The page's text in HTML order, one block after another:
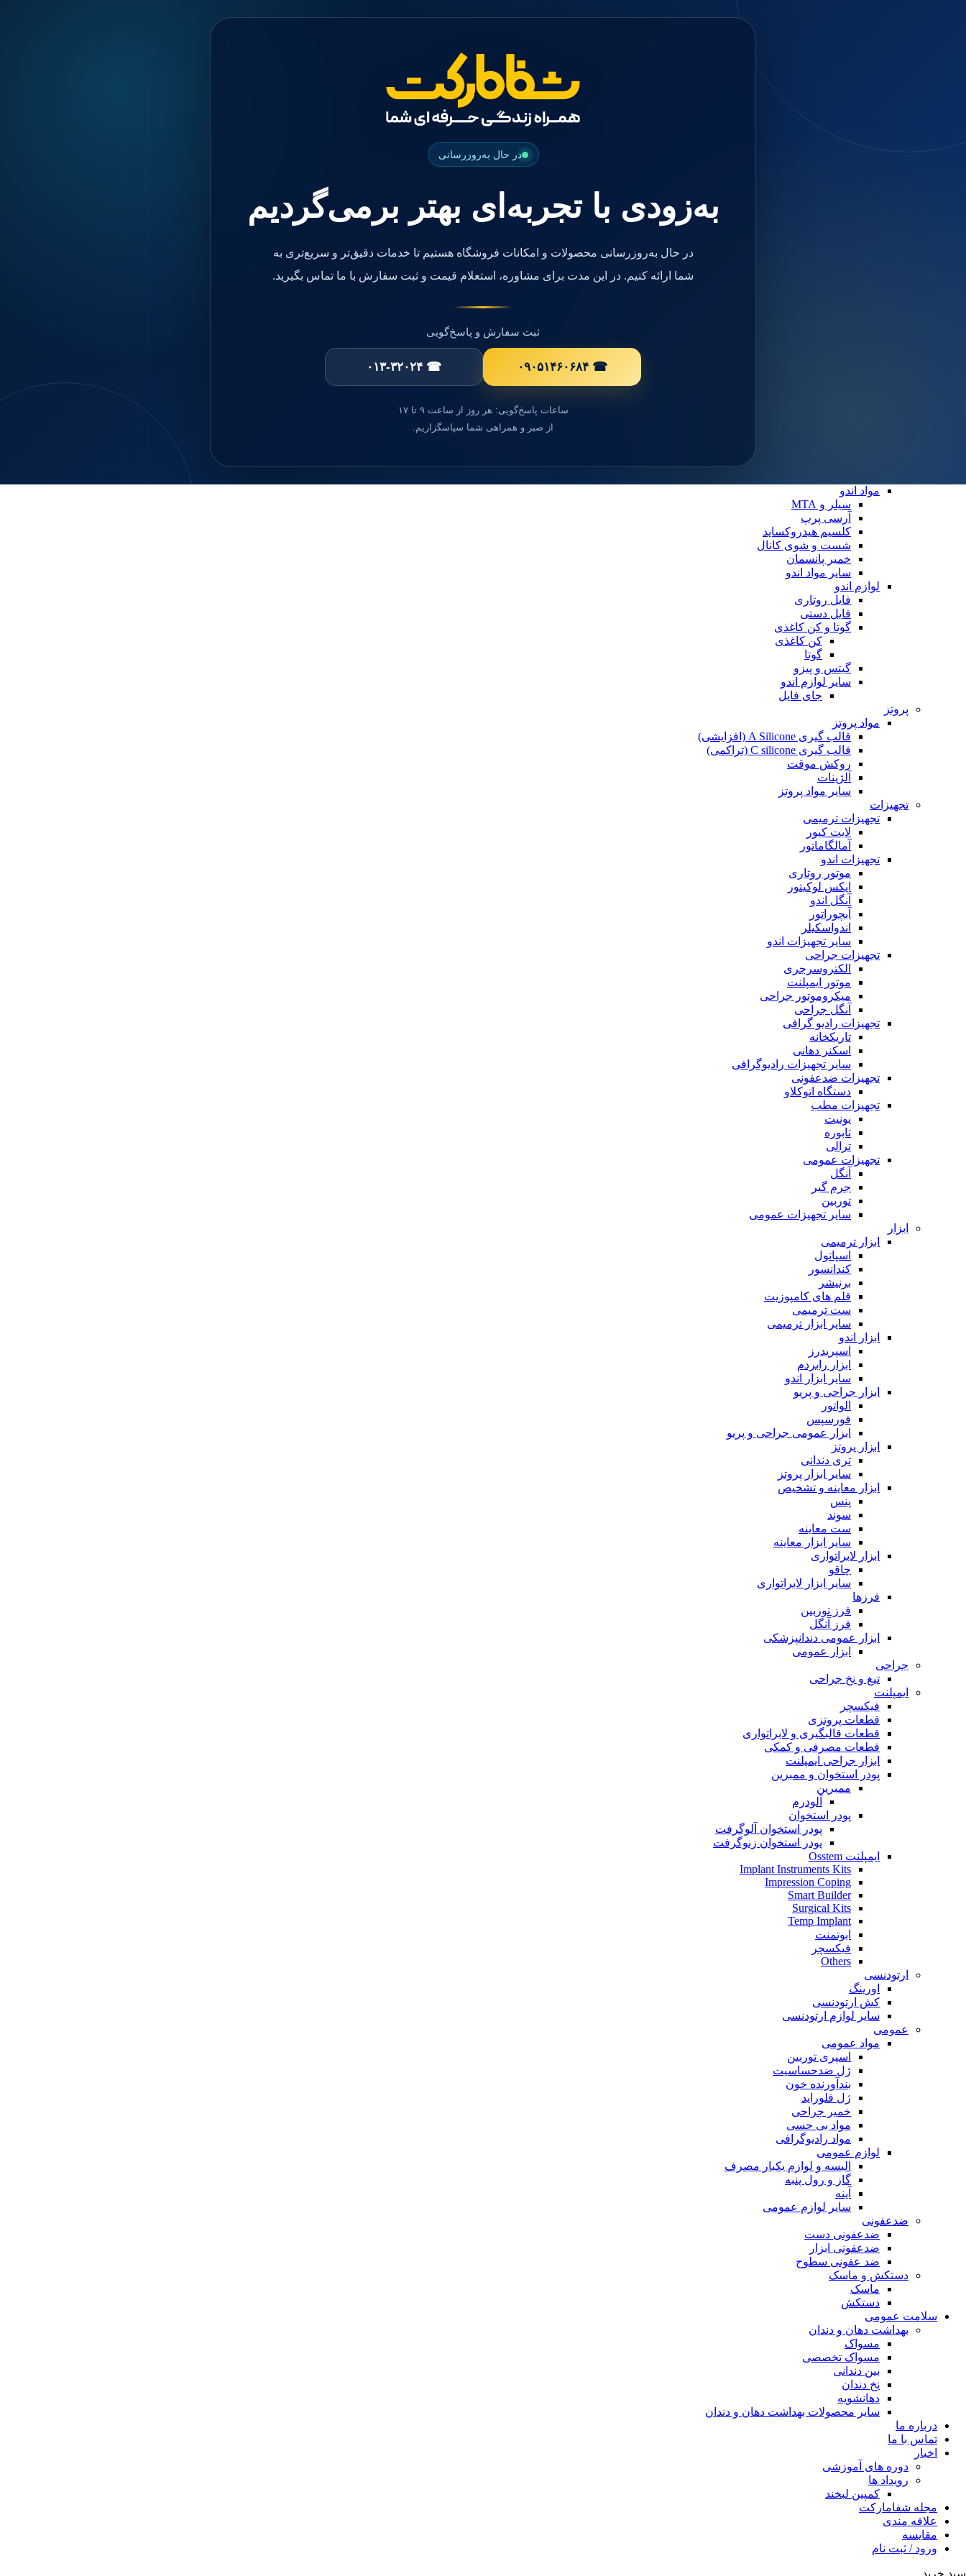
در حال به‌روزرسانی
به‌زودی با تجربه‌ای بهتر برمی‌گردیم
در حال به‌روزرسانی محصولات و امکانات فروشگاه هستیم تا خدمات دقیق‌تر و سریع‌تری به
شما ارائه کنیم. در این مدت برای مشاوره، استعلام قیمت و ثبت سفارش با ما تماس بگیرید.
ثبت سفارش و پاسخ‌گویی
☎ ۰۹۰۵۱۴۶۰۶۸۴ ☎ ۰۱۳-۳۲۰۲۴
ساعات پاسخ‌گویی: هر روز از ساعت ۹ تا ۱۷
از صبر و همراهی شما سپاسگزاریم.
کاپ و مولت پرداخت
مواد اندو
سیلر و MTA
آرسی پرپ
کلسیم هیدروکساید
شست و شوی کانال
خمیر پانسمان
سایر مواد اندو
لوازم اندو
فایل روتاری
فایل دستی
گوتا و کن کاغذی
کن کاغذی
گوتا
گیتس و پیزو
سایر لوازم اندو
جای فایل
پروتز
مواد پروتز
قالب گیری A Silicone (افزایشی)
قالب گیری C silicone (تراکمی)
روکش موقت
آلژینات
سایر مواد پروتز
تجهیزات
تجهیزات ترمیمی
لایت کیور
آمالگاماتور
تجهیزات اندو
موتور روتاری
اپکس لوکیتور
آنگل اندو
آبچوراتور
اندواسکیلر
سایر تجهیزات اندو
تجهیزات جراحی
الکتروسرجری
موتور ایمپلنت
میکروموتور جراحی
آنگل جراحی
تجهیزات رادیو گرافی
تاریکخانه
اسکنر دهانی
سایر تجهیزات رادیوگرافی
تجهیزات ضدعفونی
دستگاه اتوکلاو
تجهیزات مطب
یونیت
تابوره
ترالی
تجهیزات عمومی
آنگل
جرم گیر
توربین
سایر تجهیزات عمومی
ابزار
ابزار ترمیمی
اسپاتول
کندانسور
برنیشر
قلم های کامپوزیت
ست ترمیمی
سایر ابزار ترمیمی
ابزار اندو
اسپریدرز
ابزار رابردم
سایر ابزار اندو
ابزار جراحی و پریو
الواتور
فورسپس
ابزار عمومی جراحی و پریو
ابزار پروتز
تری دندانی
سایر ابزار پروتز
ابزار معاینه و تشخیص
پنس
سوند
ست معاینه
سایر ابزار معاینه
ابزار لابراتواری
چاقو
سایر ابزار لابراتواری
فرزها
فرز توربین
فرز آنگل
ابزار عمومی دندانپزشکی
ابزار عمومی
جراحی
تیغ و نخ جراحی
ایمپلنت
فیکسچر
قطعات پروتزی
قطعات قالبگیری و لابراتواری
قطعات مصرفی و کمکی
ابزار جراحی ایمپلنت
پودر استخوان و ممبرین
ممبرین
آلودرم
پودر استخوان
پودر استخوان آلوگرفت
پودر استخوان زنوگرفت
ایمپلنت Osstem
Implant Instruments Kits
Impression Coping
Smart Builder
Surgical Kits
Temp Implant
ابوتمنت
فیکسچر
Others
ارتودنسی
اورینگ
کش ارتودنسی
سایر لوازم ارتودنسی
عمومی
مواد عمومی
اسپری توربین
ژل ضدحساسیت
بندآورنده خون
ژل فلوراید
خمیر جراحی
مواد بی حسی
مواد رادیوگرافی
لوازم عمومی
البسه و لوازم یکبار مصرف
گاز و رول پنبه
آینه
سایر لوازم عمومی
ضدعفونی
ضدعفونی دست
ضدعفونی ابزار
ضد عفونی سطوح
دستکش و ماسک
ماسک
دستکش
سلامت عمومی
بهداشت دهان و دندان
مسواک
مسواک تخصصی
بین دندانی
نخ دندان
دهانشویه
سایر محصولات بهداشت دهان و دندان
درباره ما
تماس با ما
اخبار
دوره های آموزشی
رویداد ها
کمپین لبخند
مجله شفامارکت
علاقه مندی
مقایسه
ورود / ثبت نام
سبد خرید